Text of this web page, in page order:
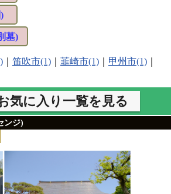
墓)
笛吹市(1) 韮崎市(1) 甲州市(1)
気に入り一覧を見る
ンジ)